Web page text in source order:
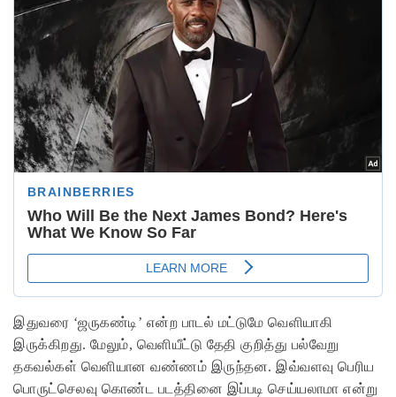
இதுவரை ‘ஜருகண்டி’ என்ற பாடல் மட்டுமே வெளியாகி
இருக்கிறது. மேலும், வெளியீட்டு தேதி குறித்து பல்வேறு
தகவல்கள் வெளியான வண்ணம் இருந்தன. இவ்வளவு பெரிய
பொருட்செலவு கொண்ட படத்தினை இப்படி செய்யலாமா என்று